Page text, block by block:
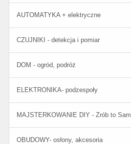
AUTOMATYKA + elektryczne
CZUJNIKI - detekcja i pomiar
DOM - ogród, podróż
ELEKTRONIKA- podzespoły
MAJSTERKOWANIE DIY - Zrób to Sam
OBUDOWY- osłony, akcesoria